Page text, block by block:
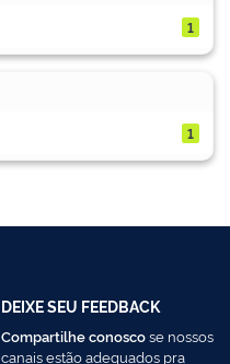
1
1
DEIXE SEU FEEDBACK
Compartilhe conoscose nossos
canais estão adequados pra